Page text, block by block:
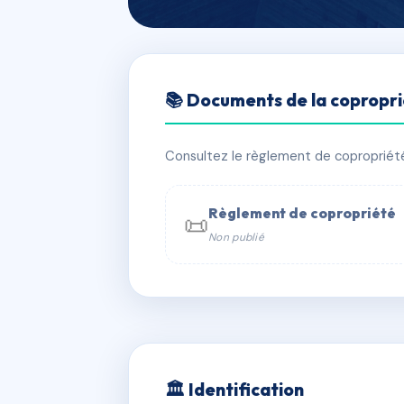
13 AVENUE
📍 13 AVENUE ANTOINE DUTRIEVOZ
📞 Contacter Syndic Digital
📚 Documents de la
Consultez le règlement de
📜Règlement de copropriété
Non publié
🏛 Identification